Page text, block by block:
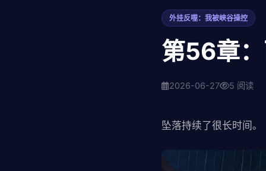
外挂反噬：我被峡谷操控
第56章
2026-06-27 5 阅读
坠落持续了很长时间。